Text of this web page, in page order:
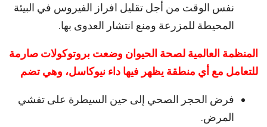
نفس الوقت من أجل تقليل افراز الفيروس في البيئة
المحيطة للمزرعة ومنع انتشار العدوى بها.
المنظمة العالمية لصحة الحيوان وضعت بروتوكولات صارمة
للتعامل مع أي منطقة يظهر فيها داء نيوكاسل، وهي تضم
فرض الحجر الصحي إلى حين السيطرة على تفشي
المرض.